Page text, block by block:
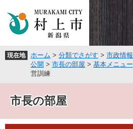
頭
飛
へ
現在地 ホーム > 分類でさがす > 市政情報
公開 > 市長の部屋 > 基本メニュー
営訓練
市長の部屋